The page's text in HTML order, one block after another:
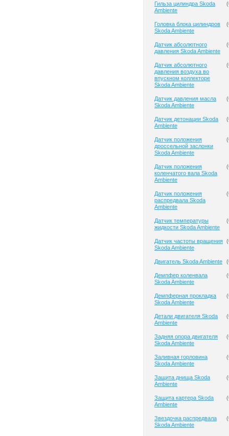
Гильза цилиндра Skoda
Ambiente
(
Головка блока цилиндров
Skoda Ambiente
(
Датчик абсолютного
давления Skoda Ambiente
(
Датчик абсолютного
давления воздуха во
впускном коллекторе
Skoda Ambiente
(
Датчик давления масла
Skoda Ambiente
(
Датчик детонации Skoda
Ambiente
(
Датчик положения
дроссельной заслонки
Skoda Ambiente
(
Датчик положения
коленчатого вала Skoda
Ambiente
(
Датчик положения
распредвала Skoda
Ambiente
(
Датчик температуры
жидкости Skoda Ambiente
(
Датчик частоты вращения
Skoda Ambiente
(
Двигатель Skoda Ambiente (
Демпфер коленвала
Skoda Ambiente
(
Демпферная прокладка
Skoda Ambiente
(
Детали двигателя Skoda
Ambiente
(
Задняя опора двигателя
Skoda Ambiente
(
Заливная горловина
Skoda Ambiente
(
Защита днища Skoda
Ambiente
(
Защита картера Skoda
Ambiente
(
Звездочка распредвала
Skoda Ambiente
(